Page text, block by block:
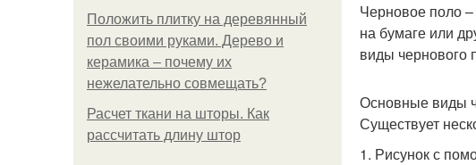
Положить плитку на деревянный
пол своими руками. Дерево и
керамика – почему их
нежелательно совмещать?
Расчет ткани на шторы. Как
рассчитать длину штор
Черновое поло –
на бумаге или
виды чернового
Основные виды
Существует
1. Рисунок с